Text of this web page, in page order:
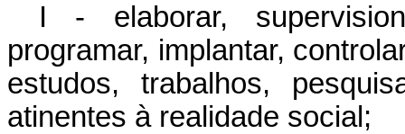
I - elaborar,
programar, implantar,
estudos, trabalhos,
atinentes à realidade social;